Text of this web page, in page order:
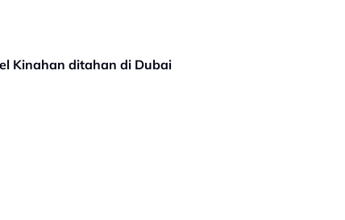
Kinahan ditahan di Dubai